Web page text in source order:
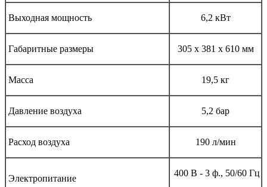
Выходная мощность 6,2 кВт
Габаритные размеры 305 x 381 x 610 мм
Масса 19,5 кг
Давление воздуха 5,2 бар
Расход воздуха 190 л/мин
Электропитание
400 В - 3 ф., 50/60 Гц